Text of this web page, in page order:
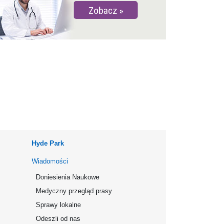
Zobacz
Hyde Park
Wiadomości
Doniesienia Naukowe
Medyczny przegląd prasy
Sprawy lokalne
Odeszli od nas